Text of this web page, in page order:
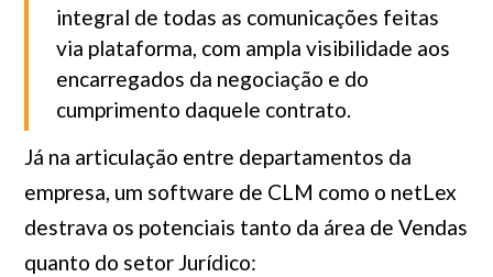
integral de todas as comunicações feitas
via plataforma, com ampla visibilidade aos
encarregados da negociação e do
cumprimento daquele contrato.
Já na articulação entre departamentos da
empresa, um software de CLM como o netLex
destrava os potenciais tanto da área de Vendas
quanto do setor Jurídico: